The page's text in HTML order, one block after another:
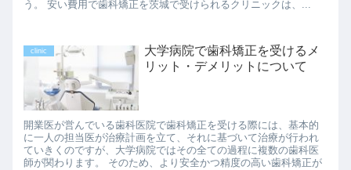
う。 安い費用で歯科矯正を茨城で受けられるクリニックは、...
clinic
大学病院で歯科矯正を受けるメ
リット・デメリットについて
開業医が営んでいる歯科医院で歯科矯正を受ける際には、基本的
に一人の担当医が治療計画を立て、それに基づいて治療が行われ
ていきくのですが、大学病院ではその全ての過程に複数の歯科医
師が関わります。 そのため、より安全かつ精度の高い歯科矯正が